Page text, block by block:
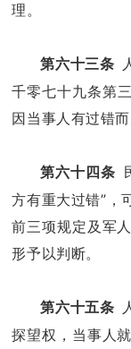
理。
第六十三条
千零七十九条第
因当事人有过错而
第六十四条
方有重大过错”，
前三项规定及军
形予以判断。
第六十五条
探望权，当事人